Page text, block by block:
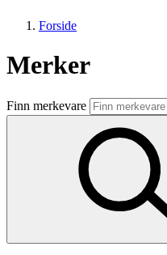
Butikker
Mat og drikke
Aktiviteter
Forside
Merker
Finn merkevare